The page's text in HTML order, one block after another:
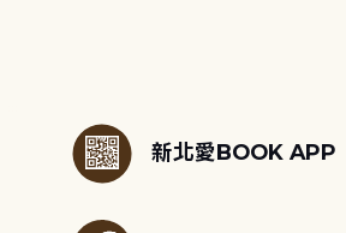
新北愛BOOK APP